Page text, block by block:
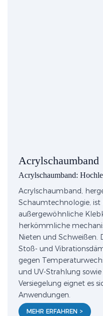
Acrylschaumband
Acrylschaumband:
Acrylschaumband,
Schaumtechnologie,
außergewöhnliche
herkömmliche
Nieten und Schweißen.
Stoß- und
gegen
und UV-Strahlung
Versiegelung eignet es
Anwendungen.
MEHR ERFAHREN >